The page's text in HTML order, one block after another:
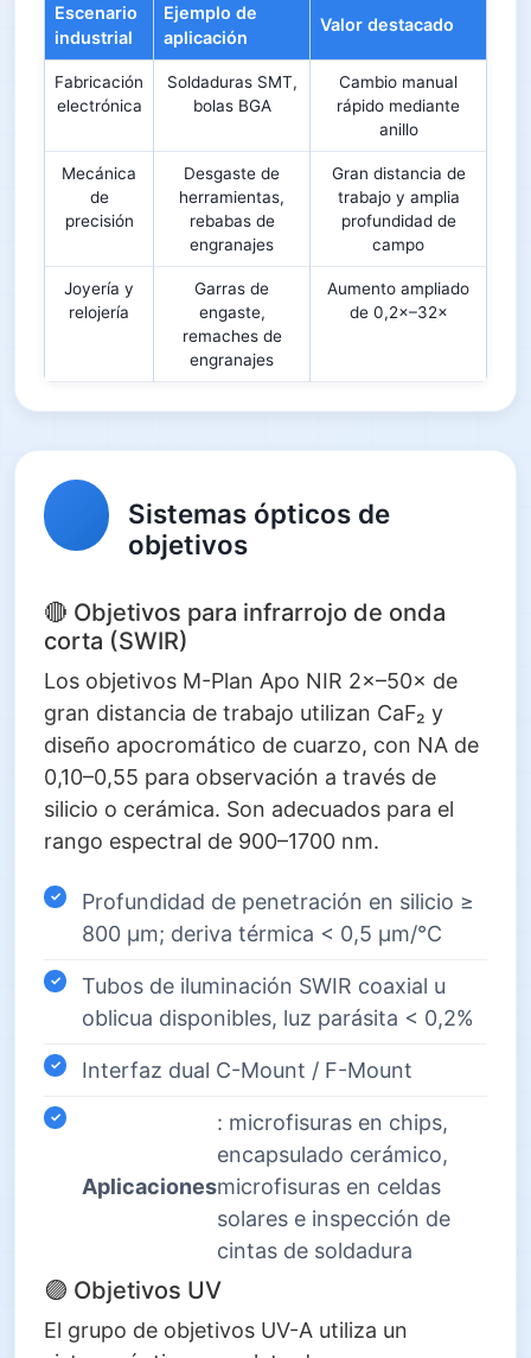
Escenario
industrial
Ejemplo de
aplicación
Valor destacado
Fabricación
electrónica
Soldaduras SMT,
bolas BGA
Cambio manual
rápido mediante
anillo
Mecánica
de
precisión
Desgaste de
herramientas,
rebabas de
engranajes
Gran distancia de
trabajo y amplia
profundidad de
campo
Joyería y
relojería
Garras de
engaste,
remaches de
engranajes
Aumento ampliado
de 0,2×–32×
Sistemas ópticos de
objetivos
🔴 Objetivos para infrarrojo de onda
corta (SWIR)
Los objetivos M-Plan Apo NIR 2×–50× de
gran distancia de trabajo utilizan CaF₂ y
diseño apocromático de cuarzo, con NA de
0,10–0,55 para observación a través de
silicio o cerámica. Son adecuados para el
rango espectral de 900–1700 nm.
Profundidad de penetración en silicio ≥
800 µm; deriva térmica < 0,5 µm/°C
Tubos de iluminación SWIR coaxial u
oblicua disponibles, luz parásita < 0,2%
Interfaz dual C-Mount / F-Mount
Aplicaciones
: microfisuras en chips,
encapsulado cerámico,
microfisuras en celdas
solares e inspección de
cintas de soldadura
🟣 Objetivos UV
El grupo de objetivos UV-A utiliza un